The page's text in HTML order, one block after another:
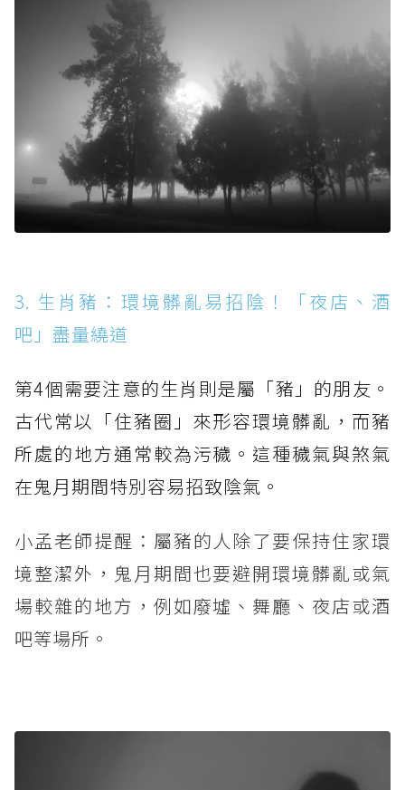
3. 生肖豬：環境髒亂易招陰！「夜店、酒
吧」盡量繞道
第4個需要注意的生肖則是屬「豬」的朋友。
古代常以「住豬圈」來形容環境髒亂，而豬
所處的地方通常較為污穢。這種穢氣與煞氣
在鬼月期間特別容易招致陰氣。
小孟老師提醒：屬豬的人除了要保持住家環
境整潔外，鬼月期間也要避開環境髒亂或氣
場較雜的地方，例如廢墟、舞廳、夜店或酒
吧等場所。